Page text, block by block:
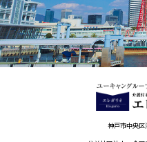
神戸市中央区